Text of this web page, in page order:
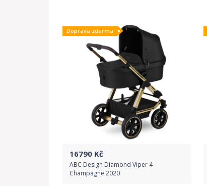
Detail produktu
Doprava zdarma
16790 Kč
ABC Design Diamond Viper 4
Champagne 2020